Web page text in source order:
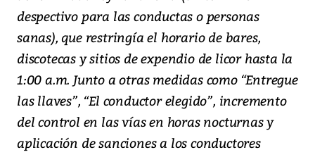
despectivo para las conductas o personas
sanas), que restringía el horario de bares,
discotecas y sitios de expendio de licor hasta la
1:00 a.m. Junto a otras medidas como “Entregue
las llaves”, “El conductor elegido”, incremento
del control en las vías en horas nocturnas y
aplicación de sanciones a los conductores